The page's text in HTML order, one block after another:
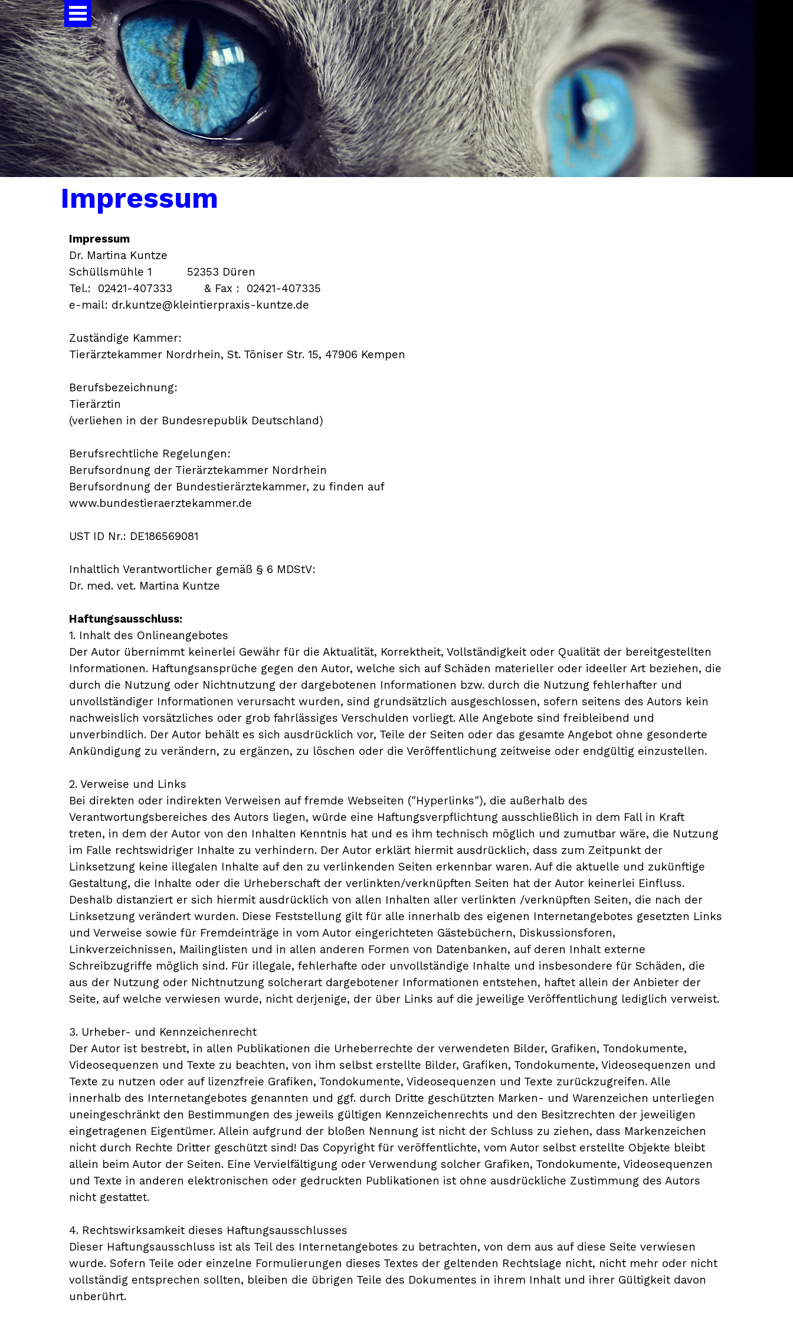
Impressum
Impressum
Dr. Martina Kuntze
Schüllsmühle 1 52353 Düren
Tel.: 02421-407333 & Fax : 02421-407335
e-mail: dr.kuntze@kleintierpraxis-kuntze.de
Zuständige Kammer:
Tierärztekammer Nordrhein, St. Töniser Str. 15, 47906 Kempen
Berufsbezeichnung:
Tierärztin
(verliehen in der Bundesrepublik Deutschland)
Berufsrechtliche Regelungen:
Berufsordnung der Tierärztekammer Nordrhein
Berufsordnung der Bundestierärztekammer, zu finden auf
www.bundestieraerztekammer.de
UST ID Nr.: DE186569081
Inhaltlich Verantwortlicher gemäß § 6 MDStV:
Dr. med. vet. Martina Kuntze
Haftungsausschluss:
1. Inhalt des Onlineangebotes
Der Autor übernimmt keinerlei Gewähr für die Aktualität, Korrektheit, Vollständigkeit oder Qualität der bereitgestellten
Informationen. Haftungsansprüche gegen den Autor, welche sich auf Schäden materieller oder ideeller Art beziehen, die
durch die Nutzung oder Nichtnutzung der dargebotenen Informationen bzw. durch die Nutzung fehlerhafter und
unvollständiger Informationen verursacht wurden, sind grundsätzlich ausgeschlossen, sofern seitens des Autors kein
nachweislich vorsätzliches oder grob fahrlässiges Verschulden vorliegt. Alle Angebote sind freibleibend und
unverbindlich. Der Autor behält es sich ausdrücklich vor, Teile der Seiten oder das gesamte Angebot ohne gesonderte
Ankündigung zu verändern, zu ergänzen, zu löschen oder die Veröffentlichung zeitweise oder endgültig einzustellen.
2. Verweise und Links
Bei direkten oder indirekten Verweisen auf fremde Webseiten ("Hyperlinks"), die außerhalb des
Verantwortungsbereiches des Autors liegen, würde eine Haftungsverpflichtung ausschließlich in dem Fall in Kraft
treten, in dem der Autor von den Inhalten Kenntnis hat und es ihm technisch möglich und zumutbar wäre, die Nutzung
im Falle rechtswidriger Inhalte zu verhindern. Der Autor erklärt hiermit ausdrücklich, dass zum Zeitpunkt der
Linksetzung keine illegalen Inhalte auf den zu verlinkenden Seiten erkennbar waren. Auf die aktuelle und zukünftige
Gestaltung, die Inhalte oder die Urheberschaft der verlinkten/verknüpften Seiten hat der Autor keinerlei Einfluss.
Deshalb distanziert er sich hiermit ausdrücklich von allen Inhalten aller verlinkten /verknüpften Seiten, die nach der
Linksetzung verändert wurden. Diese Feststellung gilt für alle innerhalb des eigenen Internetangebotes gesetzten Links
und Verweise sowie für Fremdeinträge in vom Autor eingerichteten Gästebüchern, Diskussionsforen,
Linkverzeichnissen, Mailinglisten und in allen anderen Formen von Datenbanken, auf deren Inhalt externe
Schreibzugriffe möglich sind. Für illegale, fehlerhafte oder unvollständige Inhalte und insbesondere für Schäden, die
aus der Nutzung oder Nichtnutzung solcherart dargebotener Informationen entstehen, haftet allein der Anbieter der
Seite, auf welche verwiesen wurde, nicht derjenige, der über Links auf die jeweilige Veröffentlichung lediglich verweist.
3. Urheber- und Kennzeichenrecht
Der Autor ist bestrebt, in allen Publikationen die Urheberrechte der verwendeten Bilder, Grafiken, Tondokumente,
Videosequenzen und Texte zu beachten, von ihm selbst erstellte Bilder, Grafiken, Tondokumente, Videosequenzen und
Texte zu nutzen oder auf lizenzfreie Grafiken, Tondokumente, Videosequenzen und Texte zurückzugreifen. Alle
innerhalb des Internetangebotes genannten und ggf. durch Dritte geschützten Marken- und Warenzeichen unterliegen
uneingeschränkt den Bestimmungen des jeweils gültigen Kennzeichenrechts und den Besitzrechten der jeweiligen
eingetragenen Eigentümer. Allein aufgrund der bloßen Nennung ist nicht der Schluss zu ziehen, dass Markenzeichen
nicht durch Rechte Dritter geschützt sind! Das Copyright für veröffentlichte, vom Autor selbst erstellte Objekte bleibt
allein beim Autor der Seiten. Eine Vervielfältigung oder Verwendung solcher Grafiken, Tondokumente, Videosequenzen
und Texte in anderen elektronischen oder gedruckten Publikationen ist ohne ausdrückliche Zustimmung des Autors
nicht gestattet.
4. Rechtswirksamkeit dieses Haftungsausschlusses
Dieser Haftungsausschluss ist als Teil des Internetangebotes zu betrachten, von dem aus auf diese Seite verwiesen
wurde. Sofern Teile oder einzelne Formulierungen dieses Textes der geltenden Rechtslage nicht, nicht mehr oder nicht
vollständig entsprechen sollten, bleiben die übrigen Teile des Dokumentes in ihrem Inhalt und ihrer Gültigkeit davon
unberührt.